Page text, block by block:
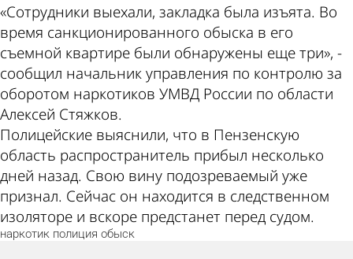
«Сотрудники выехали, закладка была изъята. Во
время санкционированного обыска в его
съемной квартире были обнаружены еще три», -
сообщил начальник управления по контролю за
оборотом наркотиков УМВД России по области
Алексей Стяжков.
Полицейские выяснили, что в Пензенскую
область распространитель прибыл несколько
дней назад. Свою вину подозреваемый уже
признал. Сейчас он находится в следственном
изоляторе и вскоре предстанет перед судом.
наркотик полиция обыск